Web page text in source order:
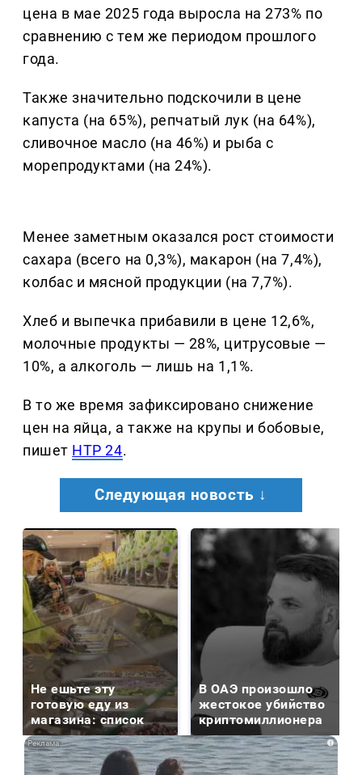
цена в мае 2025 года выросла на 273% по
сравнению с тем же периодом прошлого
года.
Также значительно подскочили в цене
капуста (на 65%), репчатый лук (на 64%),
сливочное масло (на 46%) и рыба с
морепродуктами (на 24%).
Менее заметным оказался рост стоимости
сахара (всего на 0,3%), макарон (на 7,4%),
колбас и мясной продукции (на 7,7%).
Хлеб и выпечка прибавили в цене 12,6%,
молочные продукты — 28%, цитрусовые —
10%, а алкоголь — лишь на 1,1%.
В то же время зафиксировано снижение
цен на яйца, а также на крупы и бобовые,
пишет НТР 24.
Следующая новость ↓
Не ешьте эту
готовую еду из
магазина: список
В ОАЭ произошло
жестокое убийство
криптомиллионера
i